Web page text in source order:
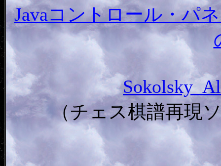
Javaコントロール・パ
（チェス棋譜再現